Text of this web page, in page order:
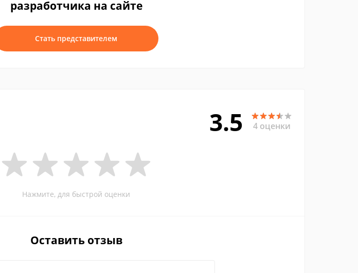
разработчика на сайте
Стать представителем
3.5 4 оценки
Нажмите, для быстрой оценки
Оставить отзыв